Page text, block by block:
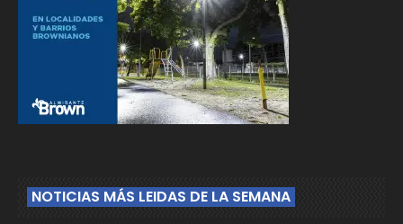
NOTICIAS MÁS LEIDAS DE LA SEMANA